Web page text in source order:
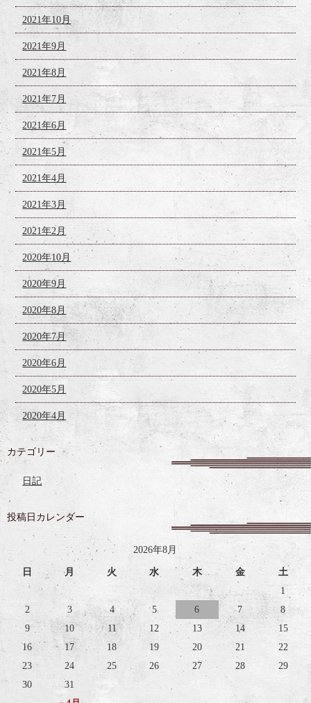
2021年10月
2021年9月
2021年8月
2021年7月
2021年6月
2021年5月
2021年4月
2021年3月
2021年2月
2020年10月
2020年9月
2020年8月
2020年7月
2020年6月
2020年5月
2020年4月
カテゴリー
日記
投稿日カレンダー
2026年8月
日 月 火 水 木 金 土
1
2
3 4 5 6 7
8
9
10 11 12 13 14
15
16
17 18 19 20 21
22
23
24 25 26 27 28
29
30
31